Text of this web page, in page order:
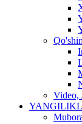
Video,